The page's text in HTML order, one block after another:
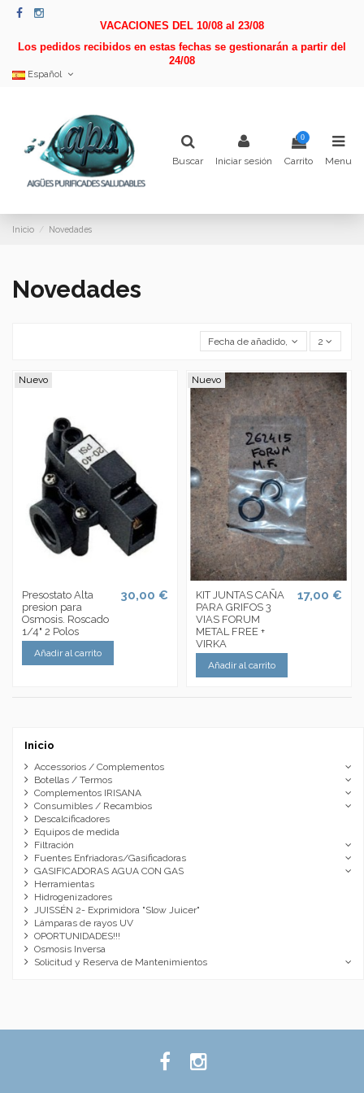
VACACIONES DEL 10/08 al 23/08
Los pedidos recibidos en estas fechas se gestionarán a partir del
24/08
Español
Buscar Iniciar sesión
0
Carrito Menu
Inicio Novedades
Novedades
Fecha de añadido, más recientes
2
Nuevo
Presostato Alta
presion para
Osmosis. Roscado
1/4" 2 Polos
30,00 €
Añadir al carrito
Nuevo
KIT JUNTAS CAÑA
PARA GRIFOS 3
VIAS FORUM
METAL FREE +
VIRKA
17,00 €
Añadir al carrito
Inicio
Accessorios / Complementos
Botellas / Termos
Complementos IRISANA
Consumibles / Recambios
Descalcificadores
Equipos de medida
Filtración
Fuentes Enfriadoras/Gasificadoras
GASIFICADORAS AGUA CON GAS
Herramientas
Hidrogenizadores
JUISSÉN 2- Exprimidora "Slow Juicer"
Lámparas de rayos UV
OPORTUNIDADES!!!
Osmosis Inversa
Solicitud y Reserva de Mantenimientos